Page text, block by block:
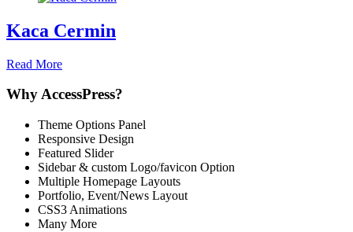
Kaca Cermin
Read More
Why AccessPress?
Theme Options Panel
Responsive Design
Featured Slider
Sidebar & custom Logo/favicon Option
Multiple Homepage Layouts
Portfolio, Event/News Layout
CSS3 Animations
Many More